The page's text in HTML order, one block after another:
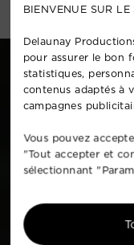
BIENVENUE SUR
Delaunay
pour assurer le bon
statistiques,
contenus adaptés à
campagnes
Vous pouvez
"Tout accepter et
sélectionnant